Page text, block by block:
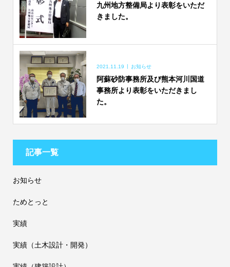
九州地方整備局より表彰をいただ
きました。
2021.11.19 お知らせ
阿蘇砂防事務所及び熊本河川国道
事務所より表彰をいただきまし
た。
記事一覧
お知らせ
ためとっと
実績
実績（土木設計・開発）